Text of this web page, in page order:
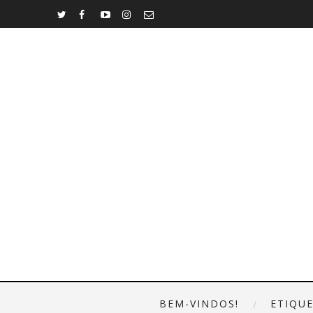
BEM-VINDOS!